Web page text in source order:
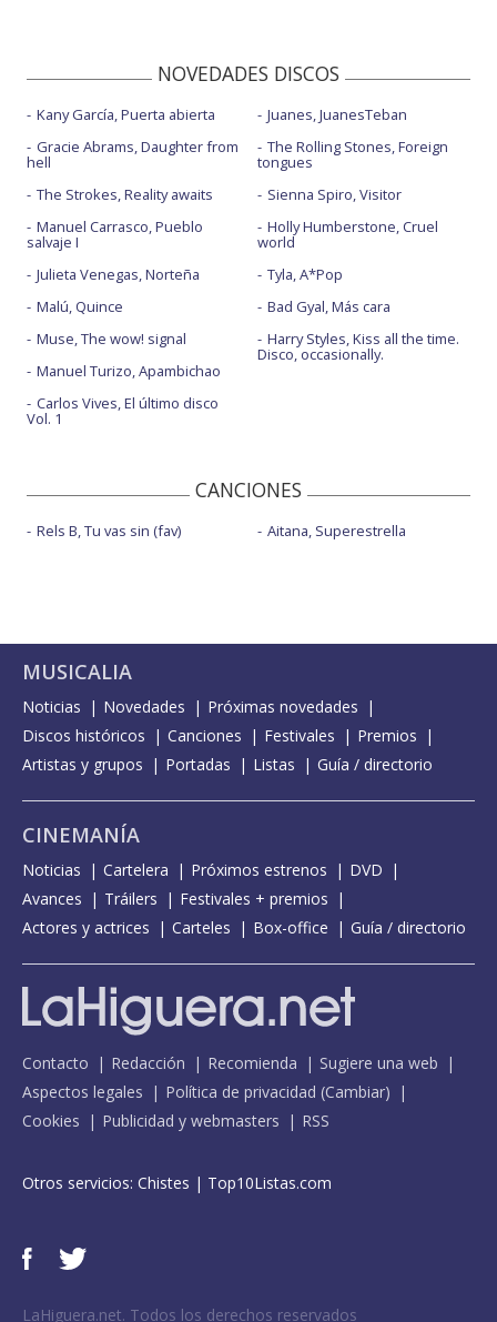
NOVEDADES DISCOS
Kany García, Puerta abierta
Gracie Abrams, Daughter from
hell
The Strokes, Reality awaits
Manuel Carrasco, Pueblo
salvaje I
Julieta Venegas, Norteña
Malú, Quince
Muse, The wow! signal
Manuel Turizo, Apambichao
Carlos Vives, El último disco
Vol. 1
Juanes, JuanesTeban
The Rolling Stones, Foreign
tongues
Sienna Spiro, Visitor
Holly Humberstone, Cruel
world
Tyla, A*Pop
Bad Gyal, Más cara
Harry Styles, Kiss all the time.
Disco, occasionally.
CANCIONES
Rels B, Tu vas sin (fav) Aitana, Superestrella
MUSICALIA
Noticias Novedades
Próximas novedades
Discos históricos
Canciones Festivales
Premios
Artistas y grupos
Portadas Listas Guía / directorio
CINEMANÍA
Noticias Cartelera Próximos estrenos
DVD
Avances
Tráilers
Festivales + premios
Actores y actrices
Carteles Box-office Guía / directorio
Contacto Redacción Recomienda
Sugiere una web
Aspectos legales
Política de privacidad (Cambiar)
Cookies
Publicidad y webmasters RSS
Otros servicios: Chistes | Top10Listas.com
LaHiguera.net. Todos los derechos reservados